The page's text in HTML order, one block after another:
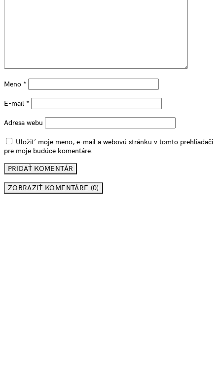
Meno *
E-mail *
Adresa webu
Uložiť moje meno, e-mail a webovú stránku v tomto prehliadači
pre moje budúce komentáre.
ZOBRAZIŤ KOMENTÁRE (0)